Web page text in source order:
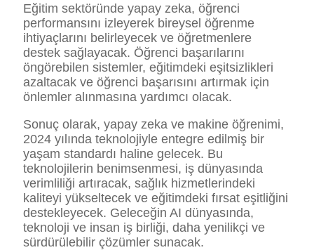
Eğitim sektöründe yapay zeka, öğrenci
performansını izleyerek bireysel öğrenme
ihtiyaçlarını belirleyecek ve öğretmenlere
destek sağlayacak. Öğrenci başarılarını
öngörebilen sistemler, eğitimdeki eşitsizlikleri
azaltacak ve öğrenci başarısını artırmak için
önlemler alınmasına yardımcı olacak.
Sonuç olarak, yapay zeka ve makine öğrenimi,
2024 yılında teknolojiyle entegre edilmiş bir
yaşam standardı haline gelecek. Bu
teknolojilerin benimsenmesi, iş dünyasında
verimliliği artıracak, sağlık hizmetlerindeki
kaliteyi yükseltecek ve eğitimdeki fırsat eşitliğini
destekleyecek. Geleceğin AI dünyasında,
teknoloji ve insan iş birliği, daha yenilikçi ve
sürdürülebilir çözümler sunacak.